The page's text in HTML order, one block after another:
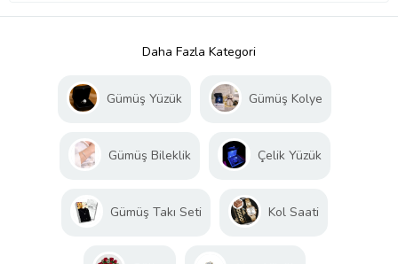
Daha Fazla Kategori
Gümüş Yüzük Gümüş Kolye
Gümüş Bileklik Çelik Yüzük
Gümüş Takı Seti Kol Saati